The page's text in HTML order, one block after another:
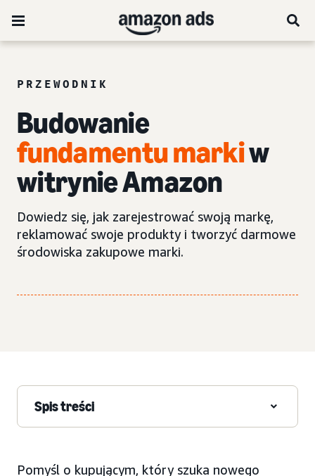
PRZEWODNIK
Budowanie
fundamentu markiw
witrynie Amazon
Dowiedz się, jak zarejestrować swoją markę,
reklamować swoje produkty i tworzyć darmowe
środowiska zakupowe marki.
Spis treści
Pomyśl o kupującym, który szuka nowego